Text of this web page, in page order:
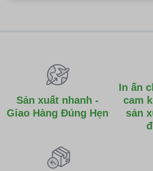
Sản xuất nhanh -
Giao Hàng Đúng Hẹn
In ấn
cam
sản